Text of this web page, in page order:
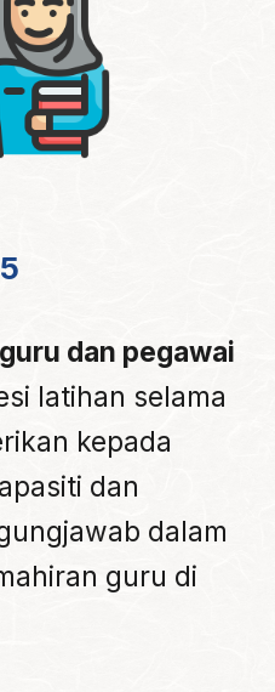
dan pegawai
latihan selama
kepada
dan
dalam
guru di